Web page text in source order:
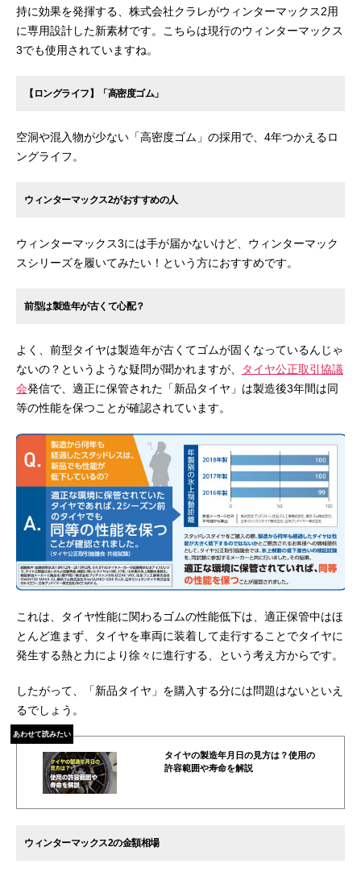
持に効果を発揮する、株式会社クラレがウィンターマックス2用
に専用設計した新素材です。こちらは現行のウィンターマックス
3でも使用されていますね。
【ロングライフ】「高密度ゴム」
空洞や混入物が少ない「高密度ゴム」の採用で、4年つかえるロ
ングライフ。
ウィンターマックス2がおすすめの人
ウィンターマックス3には手が届かないけど、ウィンターマック
スシリーズを履いてみたい！という方におすすめです。
前型は製造年が古くて心配？
よく、前型タイヤは製造年が古くてゴムが固くなっているんじゃ
ないの？というような疑問が聞かれますが、
タイヤ公正取引協議
会発信で、適正に保管された「新品タイヤ」は製造後3年間は同
等の性能を保つことが確認されています。
これは、タイヤ性能に関わるゴムの性能低下は、適正保管中はほ
とんど進まず、タイヤを車両に装着して走行することでタイヤに
発生する熱と力により徐々に進行する、という考え方からです。
したがって、「新品タイヤ」を購入する分には問題はないといえ
るでしょう。
あわせて読みたい
タイヤの製造年月日の見方は？使用の
許容範囲や寿命を解説
ウィンターマックス2の金額相場